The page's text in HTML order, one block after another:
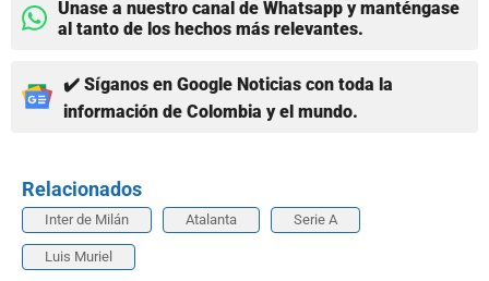
Únase a nuestro canal de Whatsapp y manténgase
al tanto de los hechos más relevantes.
✔️ Síganos en Google Noticias con toda la
información de Colombia y el mundo.
Relacionados
Inter de Milán Atalanta Serie A
Luis Muriel